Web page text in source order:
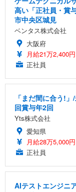
高い「正社員・賞
市中央区城見
ベンタス株式会社
大阪府
月給21万2,400
正社員
「まだ間に合う!
回賞与年2回
Yts株式会社
愛知県
月給28万5,000
正社員
AIテストエンジニ